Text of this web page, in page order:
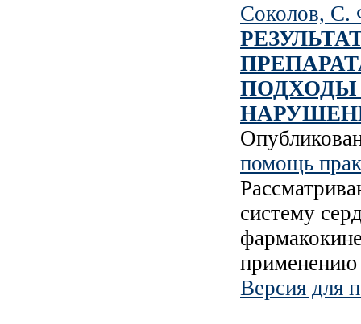
Соколов, С.
ПОДХОДЫ
помощь
систему
применению
Версия для